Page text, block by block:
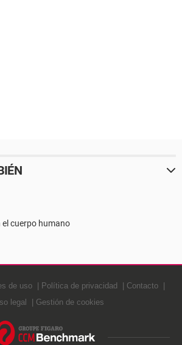
el cuerpo humano
de uso Política de privacidad
Contacto
legal
Gestión de cookies